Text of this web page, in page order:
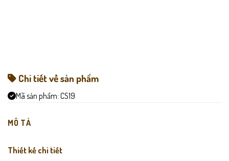
Chi tiết về sản phẩm
Mã sản phẩm: CS19
MÔ TẢ
Thiết kế chi tiết